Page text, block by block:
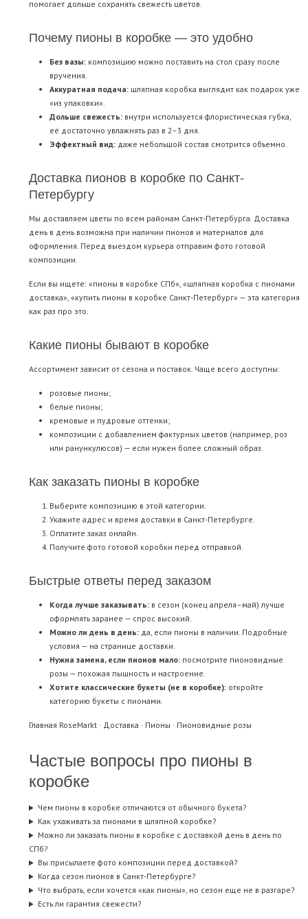
помогает дольше сохранять свежесть цветов.
Почему пионы в коробке — это удобно
Без вазы: композицию можно поставить на стол сразу после
вручения.
Аккуратная подача: шляпная коробка выглядит как подарок уже
«из упаковки».
Дольше свежесть: внутри используется флористическая губка,
её достаточно увлажнять раз в 2–3 дня.
Эффектный вид: даже небольшой состав смотрится объемно.
Доставка пионов в коробке по Санкт-
Петербургу
Мы доставляем цветы по всем районам Санкт-Петербурга. Доставка
день в день возможна при наличии пионов и материалов для
оформления. Перед выездом курьера отправим фото готовой
композиции.
Если вы ищете: «пионы в коробке СПб», «шляпная коробка с пионами
доставка», «купить пионы в коробке Санкт-Петербург» — эта категория
как раз про это.
Какие пионы бывают в коробке
Ассортимент зависит от сезона и поставок. Чаще всего доступны:
розовые пионы;
белые пионы;
кремовые и пудровые оттенки;
композиции с добавлением фактурных цветов (например, роз
или ранункулюсов) — если нужен более сложный образ.
Как заказать пионы в коробке
Выберите композицию в этой категории.
Укажите адрес и время доставки в Санкт-Петербурге.
Оплатите заказ онлайн.
Получите фото готовой коробки перед отправкой.
Быстрые ответы перед заказом
Когда лучше заказывать: в сезон (конец апреля–май) лучше
оформлять заранее — спрос высокий.
Можно ли день в день: да, если пионы в наличии. Подробные
условия — на странице доставки.
Нужна замена, если пионов мало: посмотрите пионовидные
розы — похожая пышность и настроение.
Хотите классические букеты (не в коробке): откройте
категорию букеты с пионами.
Главная RoseMarkt · Доставка · Пионы · Пионовидные розы
Частые вопросы про пионы в
коробке
Чем пионы в коробке отличаются от обычного букета?
Как ухаживать за пионами в шляпной коробке?
Можно ли заказать пионы в коробке с доставкой день в день по
СПб?
Вы присылаете фото композиции перед доставкой?
Когда сезон пионов в Санкт-Петербурге?
Что выбрать, если хочется «как пионы», но сезон еще не в разгаре?
Есть ли гарантия свежести?